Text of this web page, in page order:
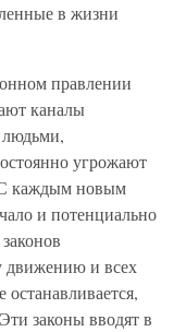
в жизни
правлении
каналы
угрожают
каждым новым
и потенциально
движению и всех
останавливается,
законы вводят в